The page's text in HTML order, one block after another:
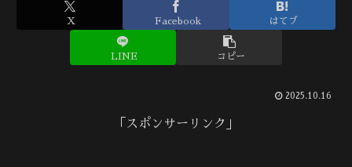
X Facebook はてブ
LINE コピー
2025.10.16
「スポンサーリンク」